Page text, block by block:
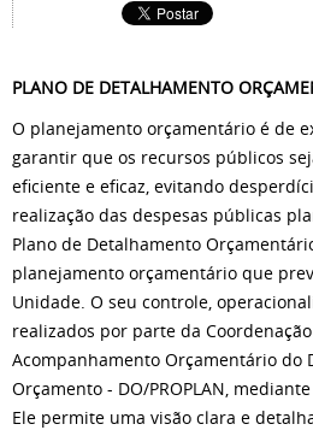
PLANO DE DETALHAMENTO
O planejamento orçamentário é de
garantir que os recursos públicos
eficiente e eficaz, evitando
realização das despesas públicas
Plano de Detalhamento
planejamento orçamentário que
Unidade. O seu controle,
realizados por parte da
Acompanhamento Orçamentário do
Orçamento - DO/PROPLAN,
Ele permite uma visão clara e